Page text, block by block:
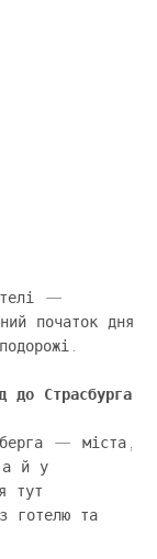
—
початок дня
Страсбурга
— міста,
а й у
тут
готелю та